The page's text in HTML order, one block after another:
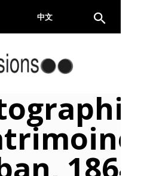
中文
à notre